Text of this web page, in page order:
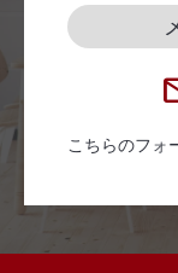
こちらのフォ